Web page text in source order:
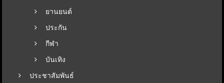
ยานยนต์
ประกัน
กีฬา
บันเทิง
ประชาสัมพันธ์